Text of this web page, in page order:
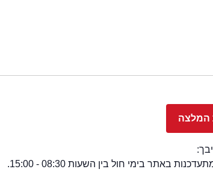
באתר בימי חול בין השעות 08:30 - 15:00.